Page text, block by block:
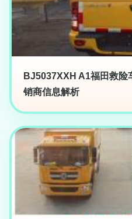
BJ5037XXH A1福田救险
销商信息解析